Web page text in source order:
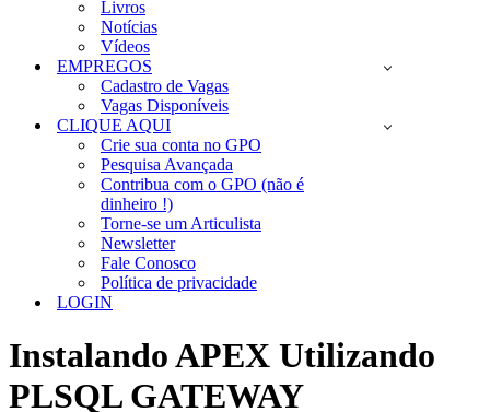
Livros
Notícias
Vídeos
EMPREGOS
Cadastro de Vagas
Vagas Disponíveis
CLIQUE AQUI
Crie sua conta no GPO
Pesquisa Avançada
Contribua com o GPO (não é
dinheiro !)
Torne-se um Articulista
Newsletter
Fale Conosco
Política de privacidade
LOGIN
Instalando APEX Utilizando
PLSQL GATEWAY